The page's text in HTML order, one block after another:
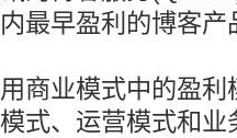
最早盈利的博客产
商业模式中的盈
式、运营模式和